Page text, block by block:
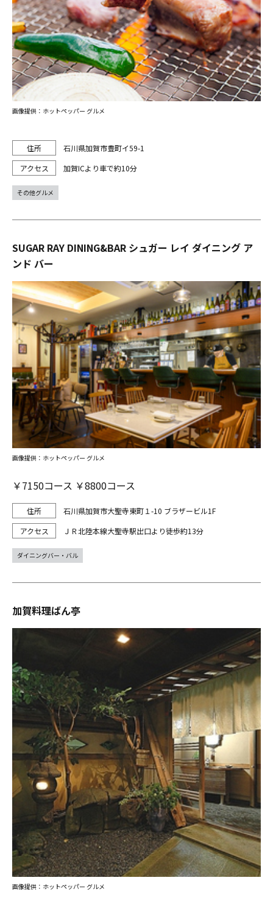
石川県加賀市豊町イ59-1
加賀ICより車で約10分
画像提供：ホットペッパー グルメ
その他グルメ
SUGAR RAY DINING&BAR シュガー レイ ダイニング ア
ンド バー
￥7150コース ￥8800コース
石川県加賀市大聖寺東町１-10 ブラザービル1F
ＪＲ北陸本線大聖寺駅出口より徒歩約13分
画像提供：ホットペッパー グルメ
ダイニングバー・バル
加賀料理ばん亭
画像提供：ホットペッパー グルメ